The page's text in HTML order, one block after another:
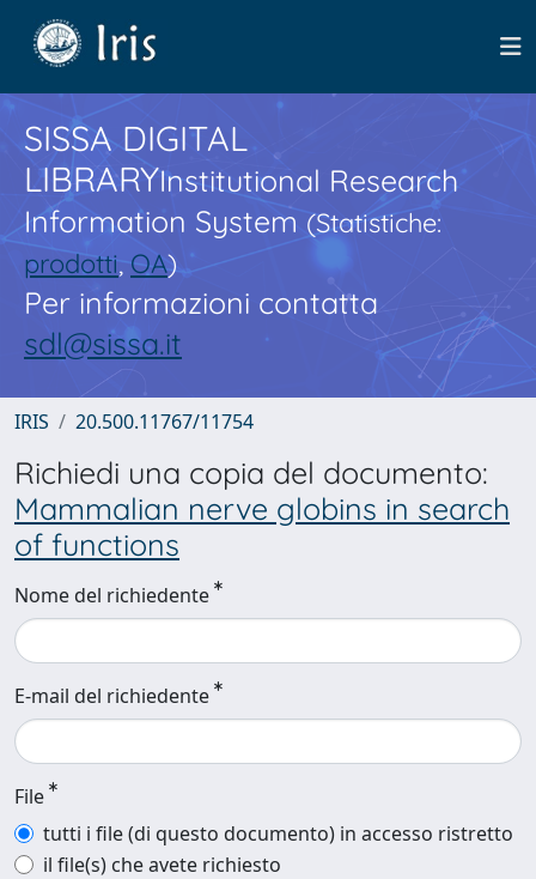
SISSA DIGITAL
LIBRARYInstitutional Research
Information System(Statistiche:
prodotti,OA)
Per informazioni contatta
sdl@sissa.it
IRIS 20.500.11767/11754
Richiedi una copia del documento:
Mammalian nerve globins in search
of functions
Nome del richiedente
E-mail del richiedente
File
tutti i file (di questo documento) in accesso ristretto
il file(s) che avete richiesto